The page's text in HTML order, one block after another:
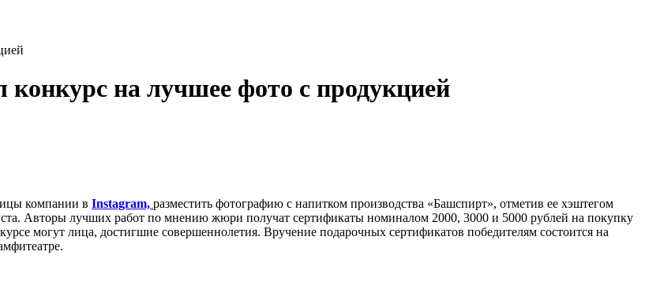
на лучшее фото с продукцией
компании в Instagram, разместить фотографию с напитком производства «Башспирт», отметив ее хэштегом
Авторы лучших работ по мнению жюри получат сертификаты номиналом 2000, 3000 и 5000 рублей на покупку
могут лица, достигшие совершеннолетия. Вручение подарочных сертификатов победителям состоится на